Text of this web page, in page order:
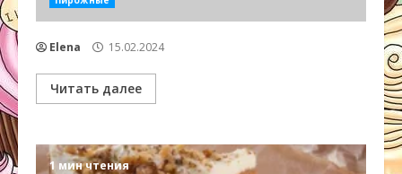
Elena 15.02.2024
Читать далее
1 мин чтения